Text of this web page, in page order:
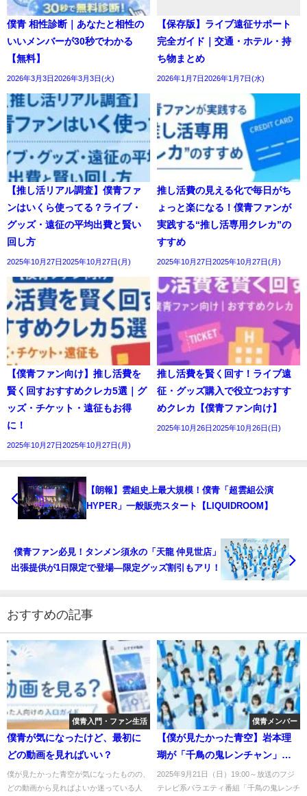
僕青 相性診断｜あなたと相性の
いいメンバーが30秒でわかる
【無料】
2026年3月3日2026年3月3日(火)
【保存版】ライブ遠征サポート
完全ガイド｜交通・ホテル・持
ち物まとめ
2026年1月7日2026年1月7日(水)
【推し活リアル調査】僕青ファ
ンはいくら使ってる？ライブ・
グッズ・遠征の平均出費と賢い
回し方
2025年10月27日2025年10月27日(月)
推し活費の見える化で毎日がち
ょっと楽になる！僕青ファンが
実践する“推し活専用クレカ”の
すすめ
2025年10月27日2025年10月27日(月)
【僕青ファン向け】推し活費を
賢く回すおすすめクレカ5選｜グ
ッズ・チケット・遠征もお得
に！
2025年10月27日2025年10月27日(月)
推し活費を賢く回す！ライブ遠
征・グッズ購入で役立つおすす
めクレカ【僕青ファン向け】
2025年10月26日2025年10月26日(日)
【朗報】雲組史上最大規模！僕青「超雲組公演
HYPER」一般販売スタート【LIQUIDROOM】
僕青ファン必見！タンメン須永の「天龍 仲見世店」
出張提供が1日限定で登場—限定グッズ割引もアリ！
おすすめの記事
僕青入門・ファン生活
僕青が気になったけど、最初に
どの動画を見ればいい？
僕が見たかった青空が気になったものの、
どの動画から見ればよいか迷っている人
僕青メンバー
【僕が見たかった青空】岩本理
瑚が「千鳥の鬼レンチャン」出
演決定！放送日・見どころ・フ
ァンの声まとめ
2025年9月21日（日）19:00～放送のフジ
テレビ系バラエティ番組「千鳥の鬼レンチ